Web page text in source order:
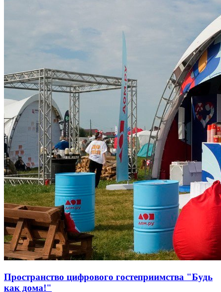
Пространство цифрового гостеприимства "Будь
как дома!"